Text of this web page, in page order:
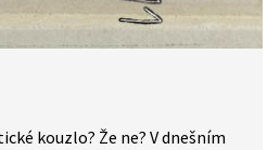
kouzlo? Že ne? V dnešním